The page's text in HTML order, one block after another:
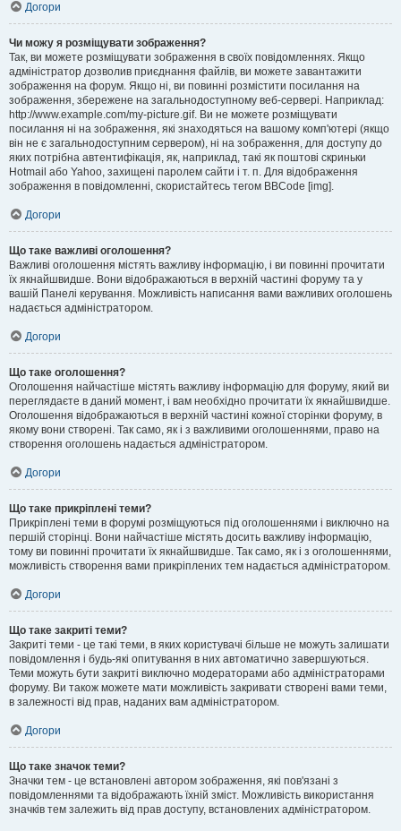
Догори
Чи можу я розміщувати зображення?
Так, ви можете розміщувати зображення в своїх повідомленнях. Якщо
адміністратор дозволив приєднання файлів, ви можете завантажити
зображення на форум. Якщо ні, ви повинні розмістити посилання на
зображення, збережене на загальнодоступному веб-сервері. Наприклад:
http://www.example.com/my-picture.gif. Ви не можете розміщувати
посилання ні на зображення, які знаходяться на вашому комп'ютері (якщо
він не є загальнодоступним сервером), ні на зображення, для доступу до
яких потрібна автентифікація, як, наприклад, такі як поштові скриньки
Hotmail або Yahoo, захищені паролем сайти і т. п. Для відображення
зображення в повідомленні, скористайтесь тегом BBCode [img].
Догори
Що таке важливі оголошення?
Важливі оголошення містять важливу інформацію, і ви повинні прочитати
їх якнайшвидше. Вони відображаються в верхній частині форуму та у
вашій Панелі керування. Можливість написання вами важливих оголошень
надається адміністратором.
Догори
Що таке оголошення?
Оголошення найчастіше містять важливу інформацію для форуму, який ви
переглядаєте в даний момент, і вам необхідно прочитати їх якнайшвидше.
Оголошення відображаються в верхній частині кожної сторінки форуму, в
якому вони створені. Так само, як і з важливими оголошеннями, право на
створення оголошень надається адміністратором.
Догори
Що таке прикріплені теми?
Прикріплені теми в форумі розміщуються під оголошеннями і виключно на
першій сторінці. Вони найчастіше містять досить важливу інформацію,
тому ви повинні прочитати їх якнайшвидше. Так само, як і з оголошеннями,
можливість створення вами прикріплених тем надається адміністратором.
Догори
Що таке закриті теми?
Закриті теми - це такі теми, в яких користувачі більше не можуть залишати
повідомлення і будь-які опитування в них автоматично завершуються.
Теми можуть бути закриті виключно модераторами або адміністраторами
форуму. Ви також можете мати можливість закривати створені вами теми,
в залежності від прав, наданих вам адміністратором.
Догори
Що таке значок теми?
Значки тем - це встановлені автором зображення, які пов'язані з
повідомленнями та відображають їхній зміст. Можливість використання
значків тем залежить від прав доступу, встановлених адміністратором.